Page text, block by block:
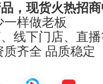
，现货火热招
样做老板
线下门店、直
齐全 品质稳定